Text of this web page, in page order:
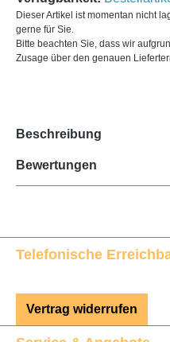
Dieser Artikel ist momentan nicht
gerne für Sie.
Bitte beachten Sie, dass wir
Zusage über den genauen
Beschreibung
Bewertungen
Telefonische
Vertrag widerrufen